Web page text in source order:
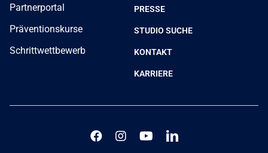
Partnerportal
Präventionskurse
Schrittwettbewerb
PRESSE
STUDIO SUCHE
KONTAKT
KARRIERE